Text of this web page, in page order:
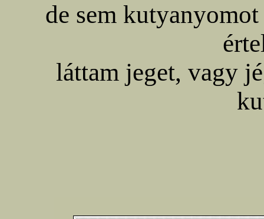
de sem
láttam jeget, vagy